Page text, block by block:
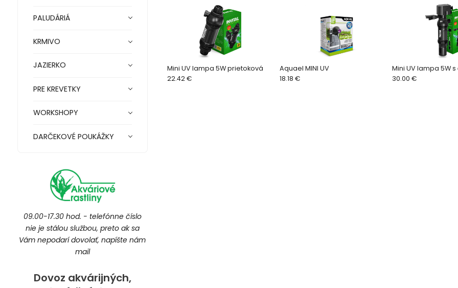
PALUDÁRIÁ
KRMIVO
JAZIERKO
PRE KREVETKY
WORKSHOPY
DARČEKOVÉ POUKÁŽKY
09.00-17.30 hod. - telefónne číslo
nie je stálou službou, preto ak sa
Vám nepodarí dovolať, napíšte nám
mail
Dovoz akvárijných,
Mini UV lampa 5W prietoková
22.42 €
Aquael MINI UV
18.18 €
Mini UV lampa 5W
30.00 €